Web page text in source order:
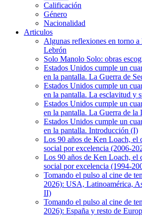
Calificación
Género
Nacionalidad
Articulos
Algunas reflexiones en torno
Lebrón
Solo Manolo Solo: obras
Estados Unidos cumple un
en la pantalla. La Guerra de
Estados Unidos cumple un
en la pantalla. La esclavitud y
Estados Unidos cumple un
en la pantalla. La Guerra de la
Estados Unidos cumple un
en la pantalla. Introducción (I)
Los 90 años de Ken Loach, el
social por excelencia (2006-
Los 90 años de Ken Loach, el
social por excelencia (1994-
Tomando el pulso al cine de
2026): USA, Latinoamérica,
II)
Tomando el pulso al cine de
2026): España y resto de